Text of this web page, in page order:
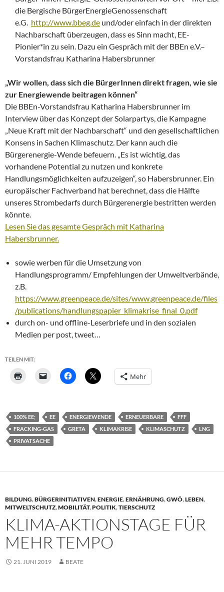
die Bergische BürgerEnergieGenossenschaft
e.G. http://www.bbeg.de und/oder einfach in der direkten
Nachbarschaft überzeugen, dass es Sinn macht, EE-
Pionier*in zu sein. Dazu ein Gespräch mit der BBEn e.V.–
Vorstandsfrau Katharina Habersbrunner
„Wir wollen, dass sich die BürgerInnen direkt fragen, wie sie
zur Energiewende beitragen können“
Die BBEn-Vorstandsfrau Katharina Habersbrunner im
Interview über das Konzept der Solarpartys, die Kampagne
„Neue Kraft mit der Nachbarschaft“ und den gesellschaftlichen
Konsens in Sachen Klimaschutz. Der kann auch die
Bürgerenergie-Wende befeuern. „Es ist wichtig, das
vorhandene Potential zu nutzen und konkrete
Handlungsmöglichkeiten aufzuzeigen“, so Habersbrunner. Ein
europäischer Fachverband hat berechnet, dass die Hälfte
unseres Strombedarfs durch Bürgerenergie bestritten werden
könnte.
Lesen Sie das gesamte Gespräch mit Katharina
Habersbrunner.
sowie werben für die Umsetzung von
Handlungsprogramm/ Empfehlungen der Umweltverbände,
z.B.
https://www.greenpeace.de/sites/www.greenpeace.de/files
/publications/handlungspapier_klimakrise_final_0.pdf
durch on- und offline-Leserbriefe und in den sozialen
Medien per post, tweet…
TEILEN MIT:
Mehr
100% EE; EE ENERGIEWENDE ERNEUERBARE
FFF
FRACKING-GAS
GRETA KLIMAKRISE KLIMASCHUTZ
LNG
PRIVATSACHE
BILDUNG,BÜRGERINITIATIVEN,ENERGIE,ERNÄHRUNG,GWÖ,LEBEN,
MITWELTSCHUTZ,MOBILITÄT,POLITIK,TIERSCHUTZ
KLIMA-AKTIONSTAGE FÜR
MEHR TEMPO
21. JUNI 2019 BEATE